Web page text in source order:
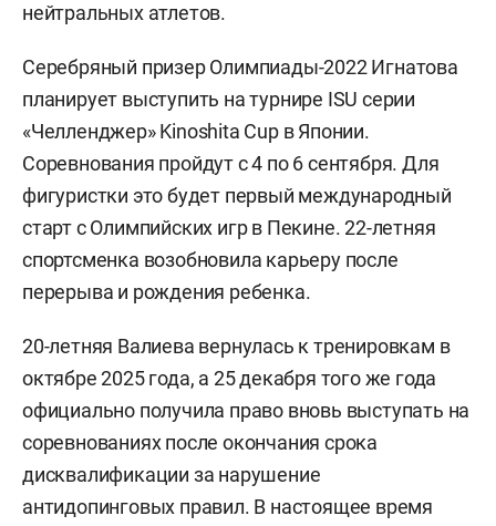
нейтральных атлетов.
Серебряный призер Олимпиады-2022 Игнатова
планирует выступить на турнире ISU серии
«Челленджер» Kinoshita Cup в Японии.
Соревнования пройдут с 4 по 6 сентября. Для
фигуристки это будет первый международный
старт с Олимпийских игр в Пекине. 22-летняя
спортсменка возобновила карьеру после
перерыва и рождения ребенка.
20-летняя Валиева вернулась к тренировкам в
октябре 2025 года, а 25 декабря того же года
официально получила право вновь выступать на
соревнованиях после окончания срока
дисквалификации за нарушение
антидопинговых правил. В настоящее время